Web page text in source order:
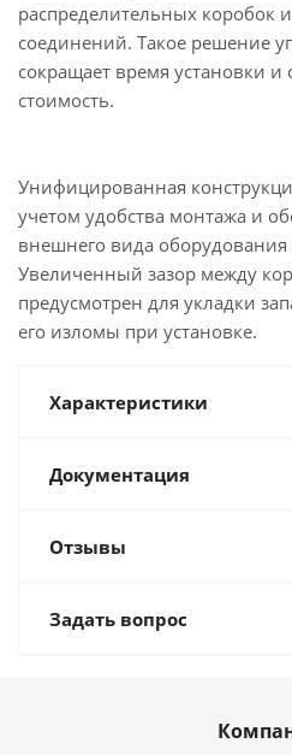
распределительных коробок
соединений. Такое решение
сокращает время установки
стоимость.
Унифицированная
учетом удобства монтажа и
внешнего вида оборудования
Увеличенный зазор между
предусмотрен для укладки
его изломы при установке.
Характеристики
Документация
Отзывы
Задать вопрос